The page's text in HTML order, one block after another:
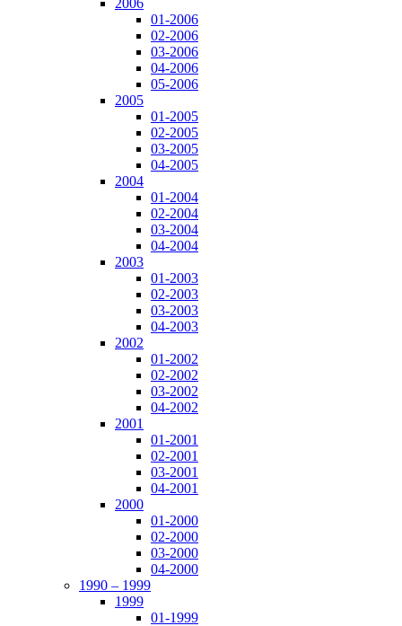
2006
01-2006
02-2006
03-2006
04-2006
05-2006
2005
01-2005
02-2005
03-2005
04-2005
2004
01-2004
02-2004
03-2004
04-2004
2003
01-2003
02-2003
03-2003
04-2003
2002
01-2002
02-2002
03-2002
04-2002
2001
01-2001
02-2001
03-2001
04-2001
2000
01-2000
02-2000
03-2000
04-2000
1990 – 1999
1999
01-1999